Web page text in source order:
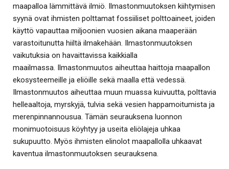
maapalloa lämmittävä ilmiö. Ilmastonmuutoksen kiihtymisen
syynä ovat ihmisten polttamat fossiiliset polttoaineet, joiden
käyttö vapauttaa miljoonien vuosien aikana maaperään
varastoitunutta hiiltä ilmakehään. Ilmastonmuutoksen
vaikutuksia on havaittavissa kaikkialla
maailmassa. Ilmastonmuutos aiheuttaa haittoja maapallon
ekosysteemeille ja eliöille sekä maalla että vedessä.
Ilmastonmuutos aiheuttaa muun muassa kuivuutta, polttavia
helleaaltoja, myrskyjä, tulvia sekä vesien happamoitumista ja
merenpinnannousua. Tämän seurauksena luonnon
monimuotoisuus köyhtyy ja useita eliölajeja uhkaa
sukupuutto. Myös ihmisten elinolot maapallolla uhkaavat
kaventua ilmastonmuutoksen seurauksena.